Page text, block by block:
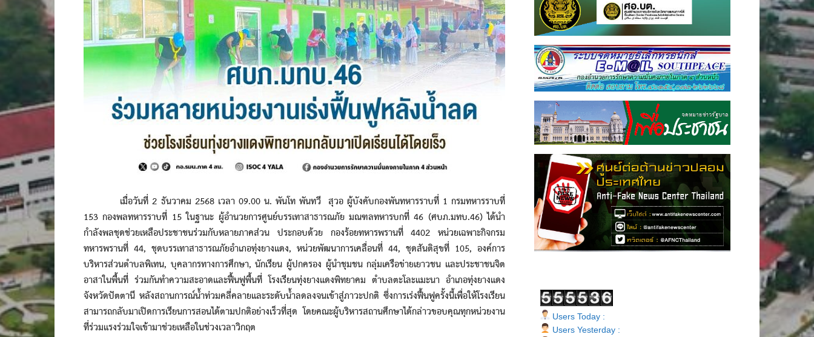
เมื่อวันที่ 2 ธันวาคม 2568 เวลา 09.00 น. พันโท พันทวี สุวอ ผู้บังคับกองพันทหารราบที่ 1 กรมทหารราบที่
153 กองพลทหารราบที่ 15 ในฐานะ ผู้อำนวยการศูนย์บรรเทาสาธารณภัย มณฑลทหารบกที่ 46 (ศบภ.มทบ.46) ได้นำ
กำลังพลชุดช่วยเหลือประชาชนร่วมกับหลายภาคส่วน ประกอบด้วย กองร้อยทหารพรานที่ 4402 หน่วยเฉพาะกิจกรม
ทหารพรานที่ 44, ชุดบรรเทาสาธารณภัยอำเภอทุ่งยางแดง, หน่วยพัฒนาการเคลื่อนที่ 44, ชุดสันติสุขที่ 105, องค์การ
บริหารส่วนตำบลพิเทน, บุคลากรทางการศึกษา, นักเรียน ผู้ปกครอง ผู้นำชุมชน กลุ่มเครือข่ายเยาวชน และประชาชนจิต
อาสาในพื้นที่ ร่วมกันทำความสะอาดและฟื้นฟูพื้นที่ โรงเรียนทุ่งยางแดงพิทยาคม ตำบลตะโละแมะนา อำเภอทุ่งยางแดง
จังหวัดปัตตานี หลังสถานการณ์น้ำท่วมคลี่คลายและระดับน้ำลดลงจนเข้าสู่ภาวะปกติ ซึ่งการเร่งฟื้นฟูครั้งนี้เพื่อให้โรงเรียน
สามารถกลับมาเปิดการเรียนการสอนได้ตามปกติอย่างเร็วที่สุด โดยคณะผู้บริหารสถานศึกษาได้กล่าวขอบคุณทุกหน่วยงาน
ที่ร่วมแรงร่วมใจเข้ามาช่วยเหลือในช่วงเวลาวิกฤต
Users Today :
Users Yesterday :